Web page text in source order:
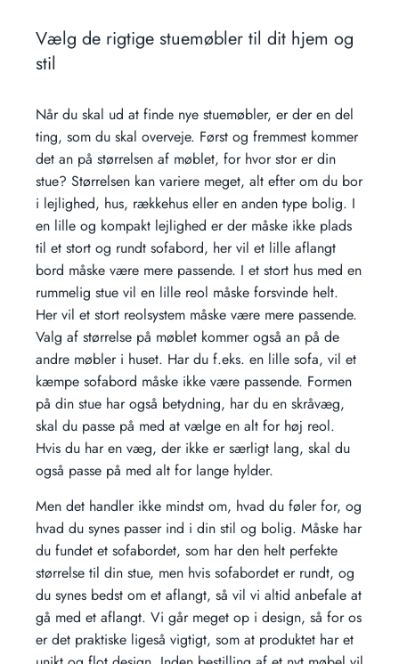
Vælg de rigtige stuemøbler til dit hjem og
stil
Når du skal ud at finde nye stuemøbler, er der en del
ting, som du skal overveje. Først og fremmest kommer
det an på størrelsen af møblet, for hvor stor er din
stue? Størrelsen kan variere meget, alt efter om du bor
i lejlighed, hus, rækkehus eller en anden type bolig. I
en lille og kompakt lejlighed er der måske ikke plads
til et stort og rundt sofabord, her vil et lille aflangt
bord måske være mere passende. I et stort hus med en
rummelig stue vil en lille reol måske forsvinde helt.
Her vil et stort reolsystem måske være mere passende.
Valg af størrelse på møblet kommer også an på de
andre møbler i huset. Har du f.eks. en lille sofa, vil et
kæmpe sofabord måske ikke være passende. Formen
på din stue har også betydning, har du en skråvæg,
skal du passe på med at vælge en alt for høj reol.
Hvis du har en væg, der ikke er særligt lang, skal du
også passe på med alt for lange hylder.
Men det handler ikke mindst om, hvad du føler for, og
hvad du synes passer ind i din stil og bolig. Måske har
du fundet et sofabordet, som har den helt perfekte
størrelse til din stue, men hvis sofabordet er rundt, og
du synes bedst om et aflangt, så vil vi altid anbefale at
gå med et aflangt. Vi går meget op i design, så for os
er det praktiske ligeså vigtigt, som at produktet har et